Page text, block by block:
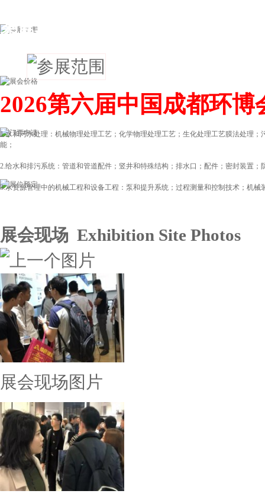
参展范围
‌2026第六届中国成都环
1.水和污水处理：机械物理处理工艺；化学物理处理工艺；生化处理工艺膜法处理
能；
2.给水和排污系统：管道和管道配件；竖井和特殊结构；排水口；配件；密封装置
3.水资源管理中的机械工程和设备工程：泵和提升系统；过程测量和控制技术；机械
展会现场 Exhibition Site Photos
展会现场图片